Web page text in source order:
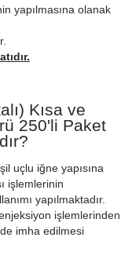
yapılmasına olanak
Kısa ve
250'li Paket
uçlu iğne yapısına
işlemlerinin
yapılmaktadır.
enjeksiyon işlemlerinden
imha edilmesi